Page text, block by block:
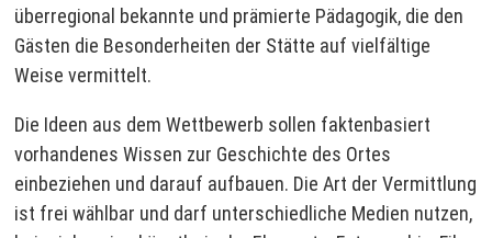
überregional bekannte und prämierte Pädagogik, die den
Gästen die Besonderheiten der Stätte auf vielfältige
Weise vermittelt.
Die Ideen aus dem Wettbewerb sollen faktenbasiert
vorhandenes Wissen zur Geschichte des Ortes
einbeziehen und darauf aufbauen. Die Art der Vermittlung
ist frei wählbar und darf unterschiedliche Medien nutzen,